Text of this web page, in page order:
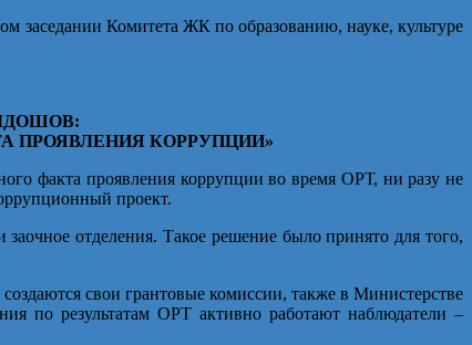
заседании Комитета ЖК по образованию, науке, культуре
ПРОЯВЛЕНИЯ КОРРУПЦИИ»
факта проявления коррупции во время ОРТ, ни разу не
проект.
отделения. Такое решение было принято для того,
свои грантовые комиссии, также в Министерстве
по результатам ОРТ активно работают наблюдатели –